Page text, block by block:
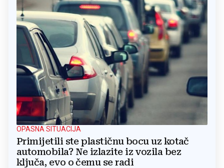
OPASNA SITUACIJA
Primijetili ste plastičnu bocu uz kotač
automobila? Ne izlazite iz vozila bez
ključa, evo o čemu se radi